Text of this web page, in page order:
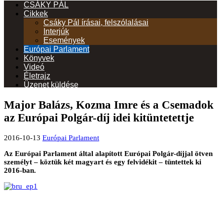
CSÁKY PÁL
Cikkek
Csáky Pál írásai, felszólalásai
Interjúk
Események
Európai Parlament
Könyvek
Videó
Életrajz
Üzenet küldése
Major Balázs, Kozma Imre és a Csemadok
az Európai Polgár-díj idei kitüntetettje
2016-10-13 Európai Parlament
Az Európai Parlament által alapított Európai Polgár-díjjal ötven
személyt – köztük két magyart és egy felvidékit – tüntettek ki
2016-ban.